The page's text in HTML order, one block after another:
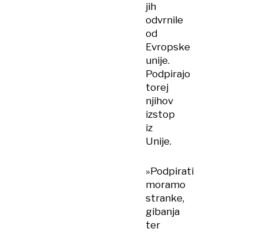
jih
odvrnile
od
Evropske
unije.
Podpirajo
torej
njihov
izstop
iz
Unije.
»Podpirati
moramo
stranke,
gibanja
ter